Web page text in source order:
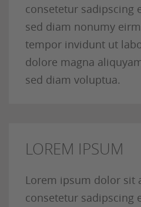
consetetur sadipscing
sed diam nonumy
tempor invidunt ut
dolore magna
sed diam voluptua.
LOREM IPSUM
Lorem ipsum dolor sit
consetetur sadipscing